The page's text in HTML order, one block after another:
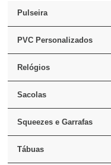
Pulseira
PVC Personalizados
Relógios
Sacolas
Squeezes e Garrafas
Tábuas